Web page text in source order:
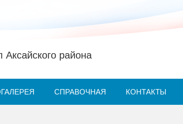
района
СПРАВОЧНАЯ КОНТАКТЫ